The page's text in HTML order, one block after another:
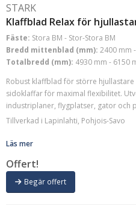
STARK
Klaffblad Relax för
Fäste: Stora BM - Stor-Stora BM
Bredd mittenblad (mm): 2400 mm
Totalbredd (mm): 4930 mm - 6150
Robust klaffblad för större
sidoklaffar för maximal flexibilitet.
industriplaner, flygplatser, gator och
Tillverkad i Lapinlahti, Pohjois-Savo
Läs mer
Offert!
Begär offert